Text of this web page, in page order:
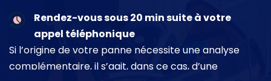
Rendez-vous sous 20 min suite à votre
appel téléphonique
Si l’origine de votre panne nécessite une analyse
complémentaire, il s’agit, dans ce cas, d’une